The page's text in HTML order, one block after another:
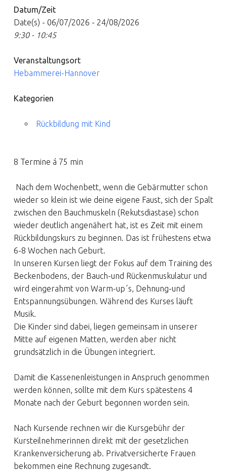
Datum/Zeit
Date(s) - 06/07/2026 - 24/08/2026
9:30 - 10:45
Veranstaltungsort
Hebammerei-Hannover
Kategorien
Rückbildung mit Kind
8 Termine á 75 min
Nach dem Wochenbett, wenn die Gebärmutter schon
wieder so klein ist wie deine eigene Faust, sich der Spalt
zwischen den Bauchmuskeln (Rekutsdiastase) schon
wieder deutlich angenähert hat, ist es Zeit mit einem
Rückbildungskurs zu beginnen. Das ist frühestens etwa
6-8 Wochen nach Geburt.
In unseren Kursen liegt der Fokus auf dem Training des
Beckenbodens, der Bauch-und Rückenmuskulatur und
wird eingerahmt von Warm-up´s, Dehnung-und
Entspannungsübungen. Während des Kurses läuft
Musik.
Die Kinder sind dabei, liegen gemeinsam in unserer
Mitte auf eigenen Matten, werden aber nicht
grundsätzlich in die Übungen integriert.
Damit die Kassenenleistungen in Anspruch genommen
werden können, sollte mit dem Kurs spätestens 4
Monate nach der Geburt begonnen worden sein.
Nach Kursende rechnen wir die Kursgebühr der
Kursteilnehmerinnen direkt mit der gesetzlichen
Krankenversicherung ab. Privatversicherte Frauen
bekommen eine Rechnung zugesandt.